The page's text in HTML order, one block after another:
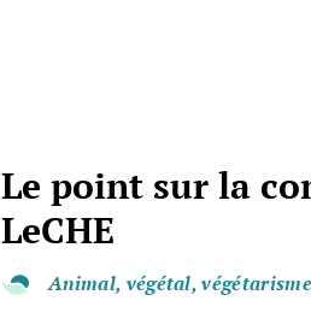
Le point sur la
LeCHE
Animal, végétal, végétarisme